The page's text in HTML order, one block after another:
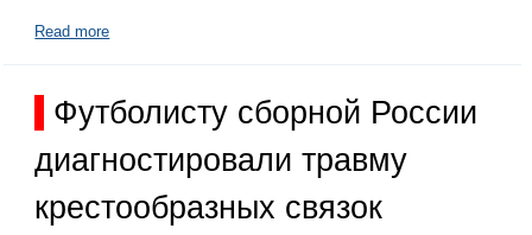
Read more
Футболисту сборной России
диагностировали травму
крестообразных связок